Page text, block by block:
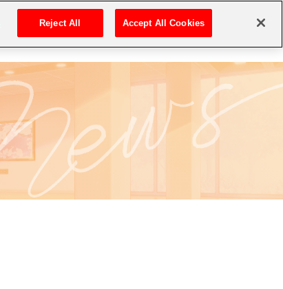
DOWNLOAD
Reject All Accept All Cookies